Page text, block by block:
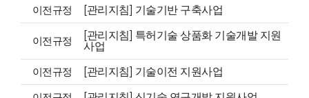
이전규정
[관리지침] 기술기반 구축사업
이전규정
[관리지침] 특허기술 상품화 기술개발 지원
사업
이전규정
[관리지침] 기술이전 지원사업